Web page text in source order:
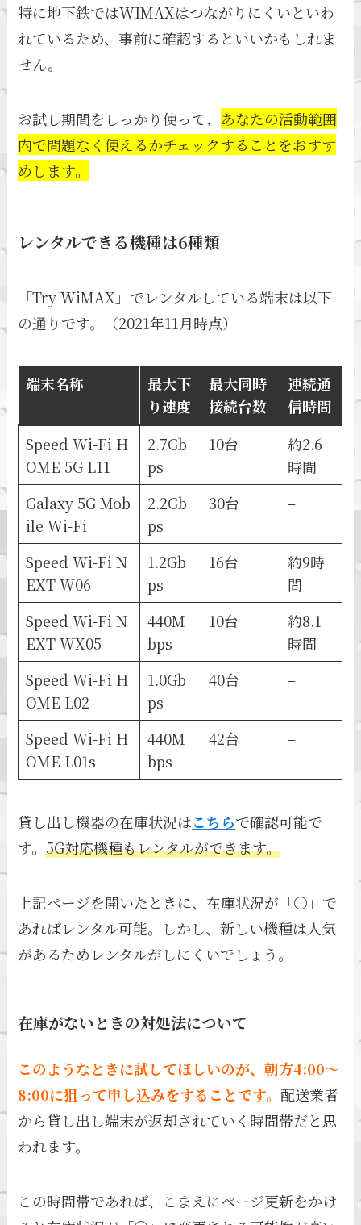
特に地下鉄ではWIMAXはつながりにくいといわ
れているため、事前に確認するといいかもしれま
せん。
お試し期間をしっかり使って、 あなたの活動範囲
内で問題なく使えるかチェックすることをおすす
めします。
レンタルできる機種は6種類
「Try WiMAX」でレンタルしている端末は以下
の通りです。（2021年11月時点）
端末名称
最大下
り速度
最大同時
接続台数
連続通
信時間
Speed Wi-Fi H
OME 5G L11
2.7Gb
ps
10台
約2.6
時間
Galaxy 5G Mob
ile Wi-Fi
2.2Gb
ps
30台 –
Speed Wi-Fi N
EXT W06
1.2Gb
ps
16台
約9時
間
Speed Wi-Fi N
EXT WX05
440M
bps
10台
約8.1
時間
Speed Wi-Fi H
OME L02
1.0Gb
ps
40台 –
Speed Wi-Fi H
OME L01s
440M
bps
42台 –
貸し出し機器の在庫状況はこちらで確認可能で
す。5G対応機種もレンタルができます。
上記ページを開いたときに、在庫状況が「〇」で
あればレンタル可能。しかし、新しい機種は人気
があるためレンタルがしにくいでしょう。
在庫がないときの対処法について
このようなときに試してほしいのが、朝方4:00～
8:00に狙って申し込みをすることです。 配送業者
から貸し出し端末が返却されていく時間帯だと思
われます。
この時間帯であれば、こまえにページ更新をかけ